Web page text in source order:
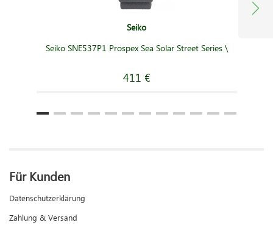
Seiko
Seiko SNE537P1 Prospex Sea Solar Street Series \
411 €
Für Kunden
Datenschutzerklärung
Zahlung & Versand